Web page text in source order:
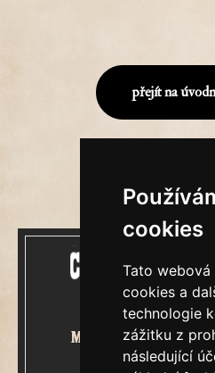
cookies
Tato
cookies a
technologie
zážitku z
následující
přejít na
Mecenášem